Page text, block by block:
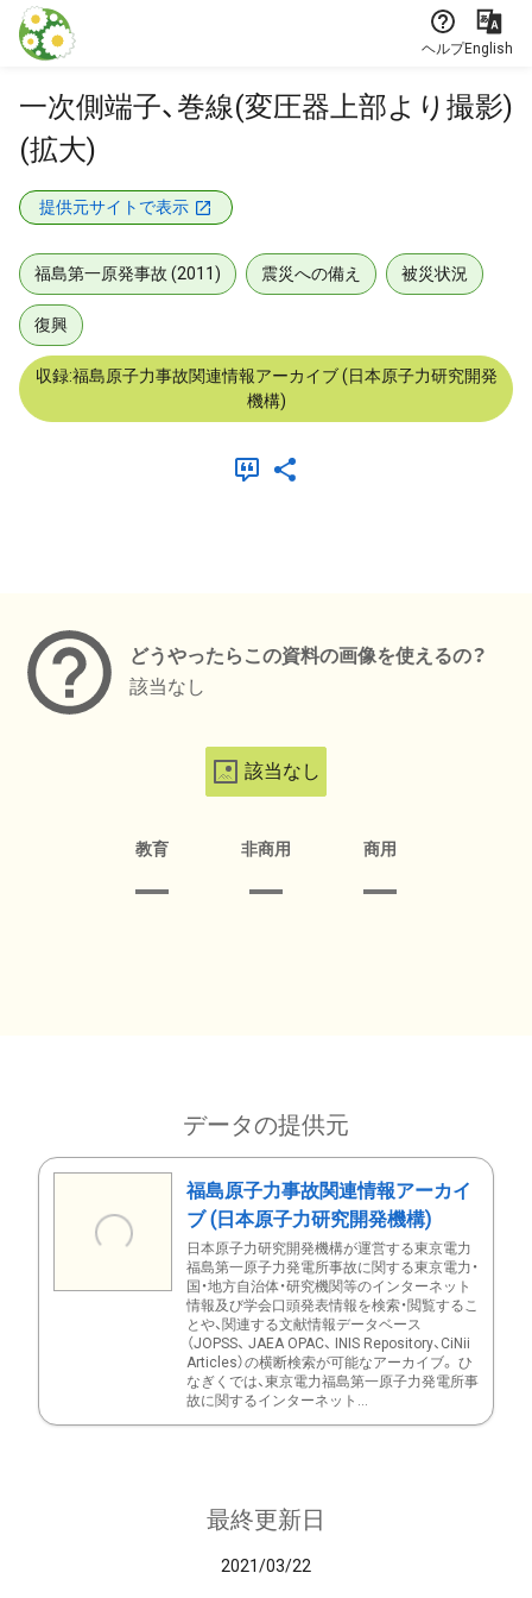
本文に飛ぶ
ヘルプEnglish
一次側端子、巻線(変圧器上部より撮影)
(拡大)
提供元サイトで表示
福島第一原発事故 (2011) 震災への備え 被災状況
復興
収録:福島原子力事故関連情報アーカイブ (日本原子力研究開発
機構)
どうやったらこの資料の画像を使えるの？
該当なし
該当なし
教育 非商用 商用
データの提供元
福島原子力事故関連情報アーカイ
ブ (日本原子力研究開発機構)
日本原子力研究開発機構が運営する東京電力
福島第一原子力発電所事故に関する東京電力・
国・地方自治体・研究機関等のインターネット
情報及び学会口頭発表情報を検索・閲覧するこ
とや、関連する文献情報データベース
（JOPSS、 JAEA OPAC、 INIS Repository、CiNii
Articles）の横断検索が可能なアーカイブ。 ひ
なぎくでは、東京電力福島第一原子力発電所事
故に関するインターネット...
最終更新日
2021/03/22